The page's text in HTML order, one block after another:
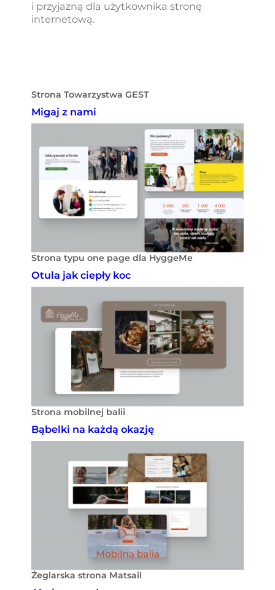
i przyjazną dla użytkownika stronę
internetową.
Strona Towarzystwa GEST
Migaj z nami
Strona typu one page dla HyggeMe
Otula jak ciepły koc
Strona mobilnej balii
Bąbelki na każdą okazję
Żeglarska strona Matsail